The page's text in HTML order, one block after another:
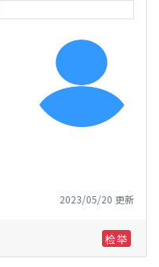
2023/05/20 更新
检举